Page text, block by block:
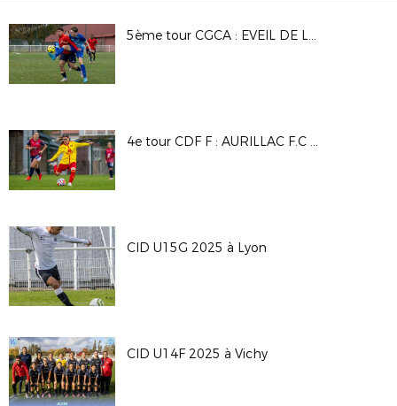
5ème tour CGCA : EVEIL DE LYON - DAVEZIEUX VIDALON
4e tour CDF F : AURILLAC F.C - A.S SAINT PRIEST
CID U15G 2025 à Lyon
CID U14F 2025 à Vichy